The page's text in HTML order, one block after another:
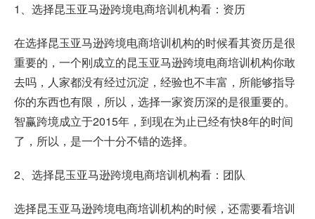
1、选择昆玉亚马逊跨境电商培训机构看：资历
在选择昆玉亚马逊跨境电商培训机构的时候看其资历是很
重要的，一个刚成立的昆玉亚马逊跨境电商培训机构你敢
去吗，人家都没有经过沉淀，经验也不丰富，所能够指导
你的东西也有限，所以，选择一家资历深的是很重要的。
智赢跨境成立于2015年，到现在为止已经有快8年的时间
了，所以，是一个十分不错的选择。
2、选择昆玉亚马逊跨境电商培训机构看：团队
选择昆玉亚马逊跨境电商培训机构的时候，还需要看培训